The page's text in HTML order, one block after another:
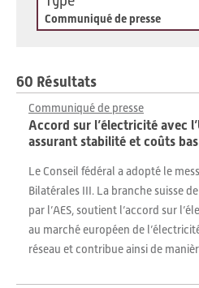
Communiqué de presse
60 Résultats
Communiqué de presse
Accord sur l’électricité avec
assurant stabilité et coûts bas
Le Conseil fédéral a adopté le
Bilatérales III. La branche suisse
par l’AES, soutient l’accord sur
au marché européen de
réseau et contribue ainsi de